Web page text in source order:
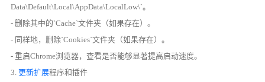
Data\Default\Local\AppData\LocalLow\`。
- 删除其中的`Cache`文件夹（如果存在）。
- 同样地，删除`Cookies`文件夹（如果存在）。
- 重启Chrome浏览器，查看是否能够显著提高启动速度。
3.更新扩展程序和插件